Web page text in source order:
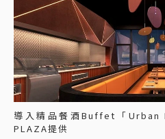
導入精品餐酒Buffet「Urban
PLAZA提供